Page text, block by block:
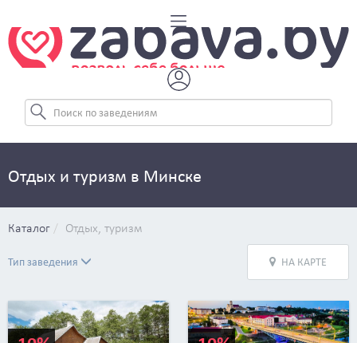
Отдых и туризм в Минске
Каталог Отдых, туризм
Тип заведения НА КАРТЕ